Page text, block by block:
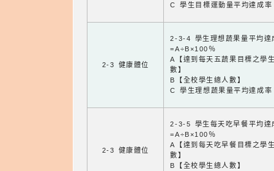
C 學生目標運動量平均達成率
2-3 健康體位
2-3-4 學生理想蔬果量平均達
=A÷B×100％
A【達到每天五蔬果目標之學
數】
B【全校學生總人數】
C 學生理想蔬果量平均達成率
2-3 健康體位
2-3-5 學生每天吃早餐平均達
=A÷B×100％
A【達到每天吃早餐目標之學
數】
B【全校學生總人數】